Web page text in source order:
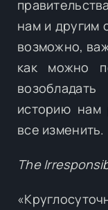
нам и другим
возможно,
как можно
историю нам
все изменить.
The